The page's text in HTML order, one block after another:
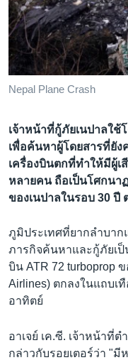
เรียนรู้ภาษาอังกฤษ
พอดคาสต์
ติดตามเรา
เลือกภาษา
Nepal Plane Crash
เจ้าหน้าที่กู้ภัยเนปาลใ
เพื่อค้นหาผู้โดยสารที่ยั
เครื่องบินตกที่ทำให้มีผู้เ
หลายคน ถือเป็นโศกนา
ของเนปาลในรอบ 30 ปี
ภูมิประเทศที่ยากลำบาก
ภารกิจค้นหาและกู้ภัยเป็
บิน ATR 72 turboprop
Airlines) ตกลงในแถบเ
อาทิตย์
อาเจย์ เค.ซี. เจ้าหน้าที่
กล่าวกับรอยเตอร์ว่า "มี